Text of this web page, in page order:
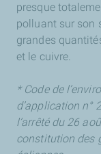
presque
polluant sur son
grandes
et le cuivre.
* Code de
d’application n°
l’arrêté du 26
constitution des